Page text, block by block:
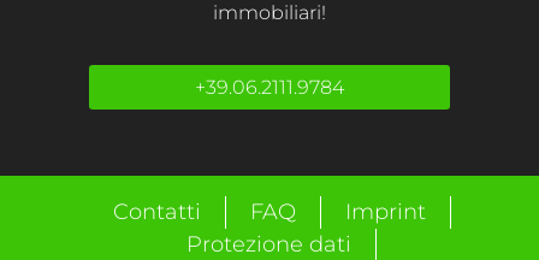
immobiliari!
+39.06.2111.9784
Contatti FAQ
Imprint
Protezione dati